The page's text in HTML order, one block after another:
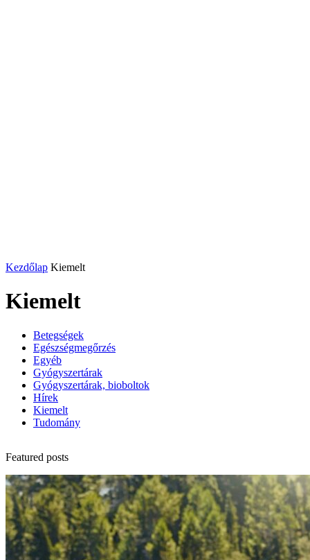
Kezdőlap Kiemelt
Kiemelt
Betegségek
Egészségmegőrzés
Egyéb
Gyógyszertárak
Gyógyszertárak, bioboltok
Hírek
Kiemelt
Tudomány
Featured posts